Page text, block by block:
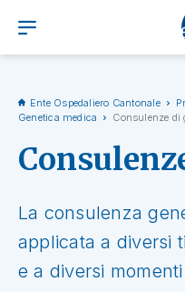
Ente Ospedaliero Cantonale
Genetica medica
Consulenze di
La consulenza
applicata a diversi
e a diversi